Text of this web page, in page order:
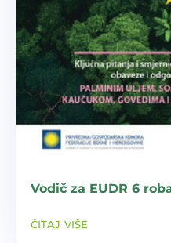
Vodič za EUDR 6
čitaj više